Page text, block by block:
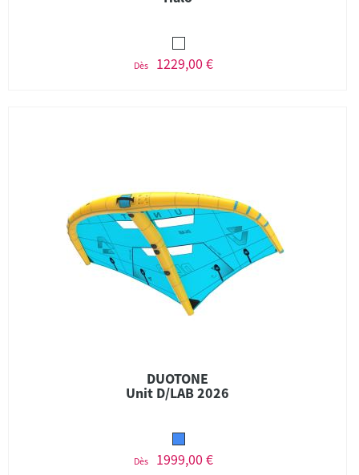
Dès 1229,00 €
DUOTONE
Unit D/LAB 2026
Dès 1999,00 €